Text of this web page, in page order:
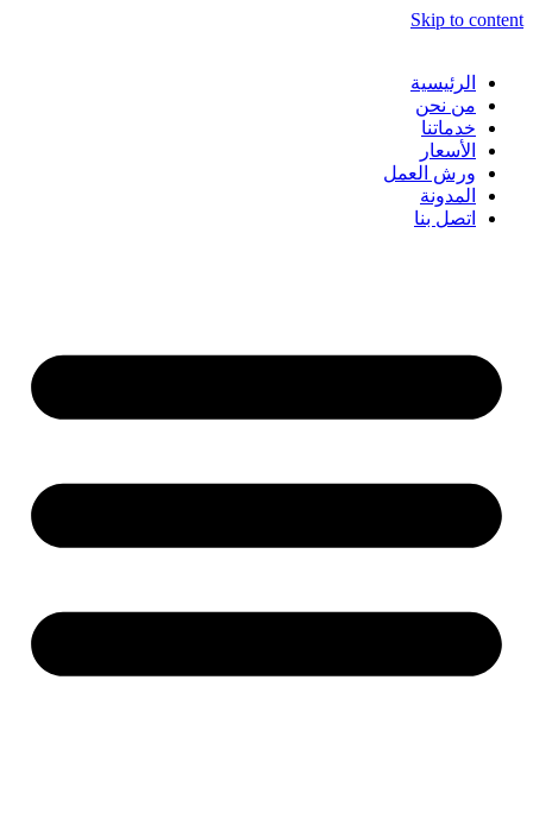
Skip to content
الرئيسية
من نحن
خدماتنا
الأسعار
ورش العمل
المدونة
اتصل بنا